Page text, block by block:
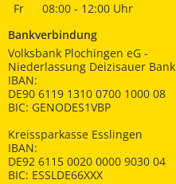
Fr
08:00 - 12:00 Uhr
Bankverbindung
Volksbank Plochingen eG -
Niederlassung Deizisauer Bank
IBAN:
DE90 6119 1310 0700 1000 08
BIC: GENODES1VBP
Kreissparkasse Esslingen
IBAN:
DE92 6115 0020 0000 9030 04
BIC: ESSLDE66XXX